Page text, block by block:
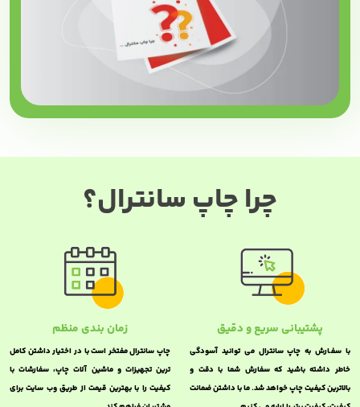
چرا چاپ سانترال؟
پشتیبانی سریع و دقیق
با سفـارش به چاپ سانترال می توانید آسودگی
خاطر داشته باشید که سفارش شما با دقت و
بالاترین کیفیت چاپ خواهد شد. ما با داشتن ضمانت
زمان بندی منظم
چاپ سانترال مفتخر است با در اختیار داشتن کامل
ترین تجهیزات و ماشین آلات چاپ، سفارشات با
کیفیت را با بهترین قیمت از طریق وب سایت برای